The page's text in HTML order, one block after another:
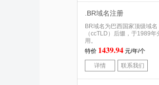
.BR域名注册
BR域名为巴西国家顶级域名
（ccTLD）后缀，于1989年
用。
特价 1439.94 元/年/个
详情 联系我们